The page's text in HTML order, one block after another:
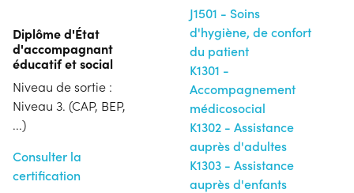
Diplôme d'État
d'accompagnant
éducatif et social
Niveau de sortie :
Niveau 3. (CAP, BEP,
...)
Consulter la
certification
J1501 - Soins
d'hygiène, de confort
du patient
K1301 -
Accompagnement
médicosocial
K1302 - Assistance
auprès d'adultes
K1303 - Assistance
auprès d'enfants